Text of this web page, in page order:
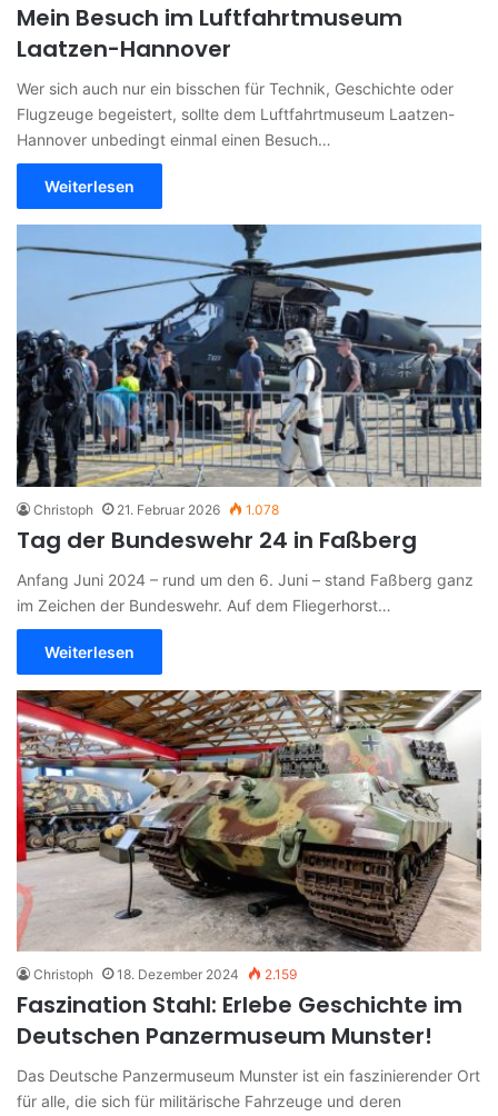
Mein Besuch im Luftfahrtmuseum
Laatzen-Hannover
Wer sich auch nur ein bisschen für Technik, Geschichte oder
Flugzeuge begeistert, sollte dem Luftfahrtmuseum Laatzen-
Hannover unbedingt einmal einen Besuch…
Weiterlesen
Christoph 21. Februar 2026 1.078
Tag der Bundeswehr 24 in Faßberg
Anfang Juni 2024 – rund um den 6. Juni – stand Faßberg ganz
im Zeichen der Bundeswehr. Auf dem Fliegerhorst…
Weiterlesen
Christoph 18. Dezember 2024 2.159
Faszination Stahl: Erlebe Geschichte im
Deutschen Panzermuseum Munster!
Das Deutsche Panzermuseum Munster ist ein faszinierender Ort
für alle, die sich für militärische Fahrzeuge und deren